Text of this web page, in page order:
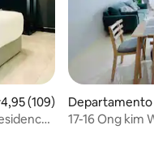
promedio: 4,95
4,95 (109)
residencial en
17-16 Ong kim